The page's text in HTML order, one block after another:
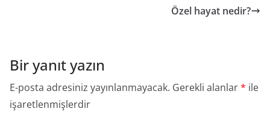
Özel hayat nedir?
Bir yanıt yazın
E-posta adresiniz yayınlanmayacak. Gerekli alanlar* ile
işaretlenmişlerdir